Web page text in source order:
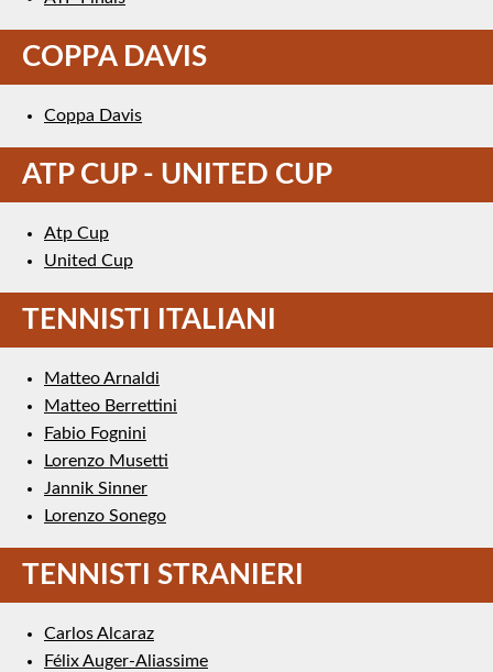
COPPA DAVIS
Coppa Davis
ATP CUP - UNITED CUP
Atp Cup
United Cup
TENNISTI ITALIANI
Matteo Arnaldi
Matteo Berrettini
Fabio Fognini
Lorenzo Musetti
Jannik Sinner
Lorenzo Sonego
TENNISTI STRANIERI
Carlos Alcaraz
Félix Auger-Aliassime